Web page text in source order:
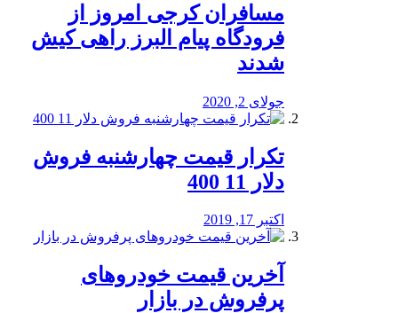
مسافران کرجی امروز از
فرودگاه پیام البرز راهی کیش
شدند
جولای 2, 2020
تکرار قیمت چهارشنبه فروش
دلار 11 400
اکتبر 17, 2019
آخرین قیمت خودرو‌های
پرفروش در بازار